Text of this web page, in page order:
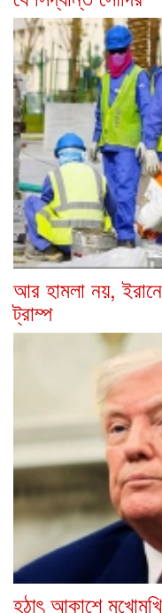
আর হামলা নয়,
ট্রাম্প
হঠাৎ আকাশে